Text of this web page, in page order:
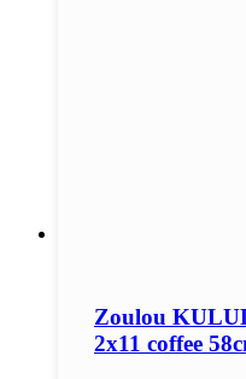
Zoulou
2x11 coffee